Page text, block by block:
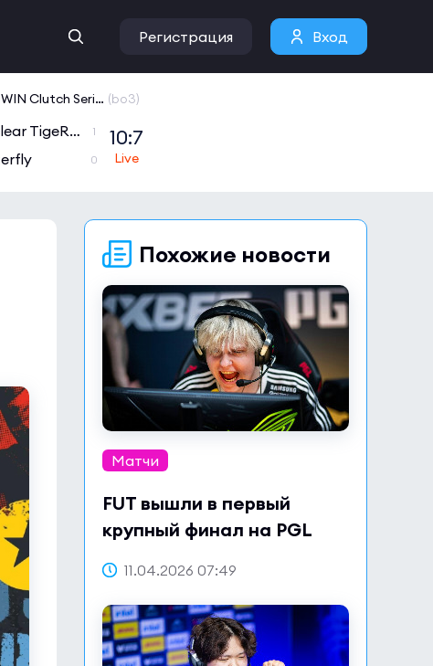
Регистрация Вход
NODWIN Clutch Series 10 (bo3)
Nuclear TigeRES 1
0
10:7
Похожие новости
Матчи
FUT вышли в первый
крупный финал на PGL
11.04.2026 07:49